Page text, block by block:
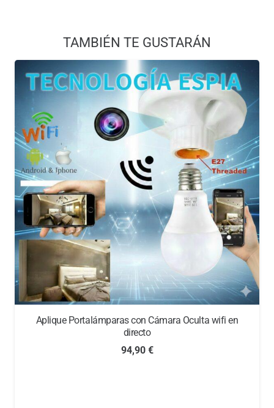
Grabación de 5M2
Consumo 240MA/3,7 V
Temperatura de almacenamiento-20-80 grados
centígrados
Temperatura de funcionamiento de-10-60 grados
centígrados
Humedad de la operación 15-85% RH
Tipo de tarjeta de memoria tarjeta TF
Tarjeta de memoria de capacidad máxima de hasta
128GB
El Software reproductor de VLCPlayer/SMPlayer
Sistema operativo del ordenador Windows/Mac OS X
Sistema operativo de teléfono móvil Android/iOS
TAMBIÉN TE GUSTARÁN
Aplique Portalámparas con Cámara Oculta wifi en
directo
94,90 €